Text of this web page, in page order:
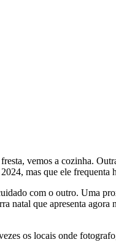
vemos a cozinha.
mas que ele frequenta
com o outro. Uma
natal que apresenta agora
os locais onde